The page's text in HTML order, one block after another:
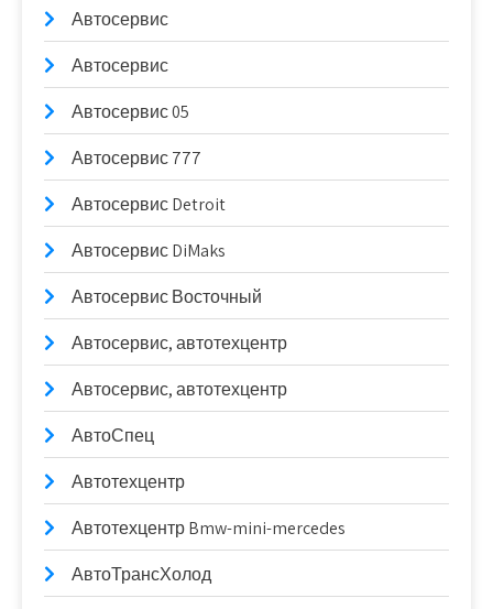
Автосервис
Автосервис
Автосервис 05
Автосервис 777
Автосервис Detroit
Автосервис DiMaks
Автосервис Восточный
Автосервис, автотехцентр
Автосервис, автотехцентр
АвтоСпец
Автотехцентр
Автотехцентр Bmw-mini-mercedes
АвтоТрансХолод